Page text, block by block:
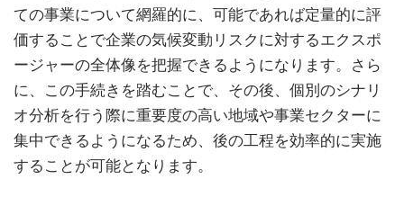
ての事業について網羅的に、可能であれば定量的に評
価することで企業の気候変動リスクに対するエクスポ
ージャーの全体像を把握できるようになります。さら
に、この手続きを踏むことで、その後、個別のシナリ
オ分析を行う際に重要度の高い地域や事業セクターに
集中できるようになるため、後の工程を効率的に実施
することが可能となります。